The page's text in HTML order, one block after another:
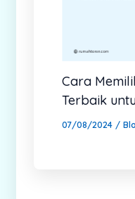
Cara
Terbaik
07/08/2024 /